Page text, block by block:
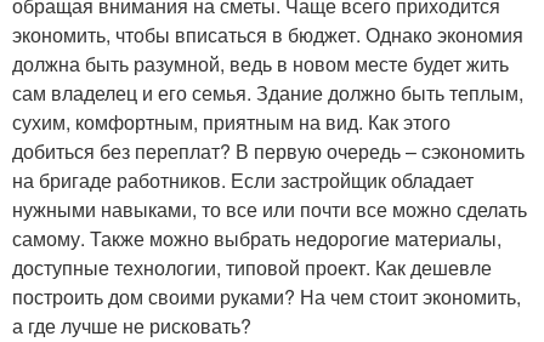
обращая внимания на сметы. Чаще всего приходится
экономить, чтобы вписаться в бюджет. Однако экономия
должна быть разумной, ведь в новом месте будет жить
сам владелец и его семья. Здание должно быть теплым,
сухим, комфортным, приятным на вид. Как этого
добиться без переплат? В первую очередь – сэкономить
на бригаде работников. Если застройщик обладает
нужными навыками, то все или почти все можно сделать
самому. Также можно выбрать недорогие материалы,
доступные технологии, типовой проект. Как дешевле
построить дом своими руками? На чем стоит экономить,
а где лучше не рисковать?